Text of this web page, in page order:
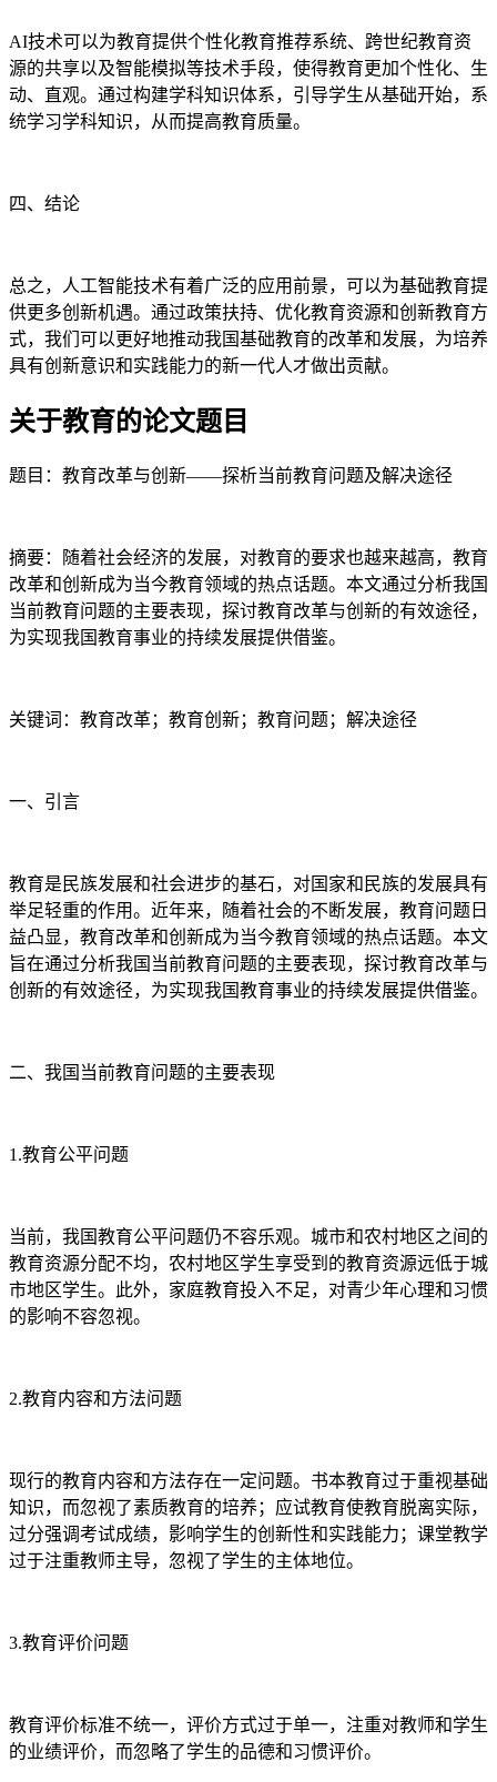
AI技术可以为教育提供个性化教育推荐系统、跨世纪教育资
源的共享以及智能模拟等技术手段，使得教育更加个性化、生
动、直观。通过构建学科知识体系，引导学生从基础开始，系
统学习学科知识，从而提高教育质量。
四、结论
总之，人工智能技术有着广泛的应用前景，可以为基础教育提
供更多创新机遇。通过政策扶持、优化教育资源和创新教育方
式，我们可以更好地推动我国基础教育的改革和发展，为培养
具有创新意识和实践能力的新一代人才做出贡献。
关于教育的论文题目
题目：教育改革与创新——探析当前教育问题及解决途径
摘要：随着社会经济的发展，对教育的要求也越来越高，教育
改革和创新成为当今教育领域的热点话题。本文通过分析我国
当前教育问题的主要表现，探讨教育改革与创新的有效途径，
为实现我国教育事业的持续发展提供借鉴。
关键词：教育改革；教育创新；教育问题；解决途径
一、引言
教育是民族发展和社会进步的基石，对国家和民族的发展具有
举足轻重的作用。近年来，随着社会的不断发展，教育问题日
益凸显，教育改革和创新成为当今教育领域的热点话题。本文
旨在通过分析我国当前教育问题的主要表现，探讨教育改革与
创新的有效途径，为实现我国教育事业的持续发展提供借鉴。
二、我国当前教育问题的主要表现
1.教育公平问题
当前，我国教育公平问题仍不容乐观。城市和农村地区之间的
教育资源分配不均，农村地区学生享受到的教育资源远低于城
市地区学生。此外，家庭教育投入不足，对青少年心理和习惯
的影响不容忽视。
2.教育内容和方法问题
现行的教育内容和方法存在一定问题。书本教育过于重视基础
知识，而忽视了素质教育的培养；应试教育使教育脱离实际，
过分强调考试成绩，影响学生的创新性和实践能力；课堂教学
过于注重教师主导，忽视了学生的主体地位。
3.教育评价问题
教育评价标准不统一，评价方式过于单一，注重对教师和学生
的业绩评价，而忽略了学生的品德和习惯评价。